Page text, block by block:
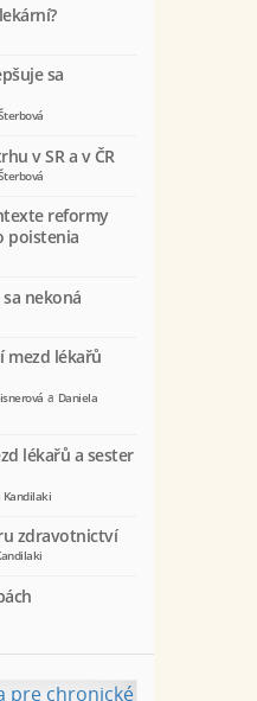
sa
v SR a v ČR
reformy
poistenia
nekoná
mezd lékařů
a Daniela
lékařů a sester
Kandilaki
zdravotnictví